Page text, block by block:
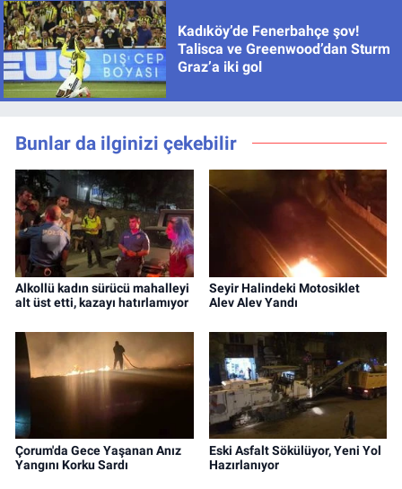
Kadıköy’de Fenerbahçe şov!
Talisca ve Greenwood’dan Sturm
Graz’a iki gol
Bunlar da ilginizi çekebilir
Alkollü kadın sürücü mahalleyi
alt üst etti, kazayı hatırlamıyor
Seyir Halindeki Motosiklet
Alev Alev Yandı
Çorum'da Gece Yaşanan Anız
Yangını Korku Sardı
Eski Asfalt Sökülüyor, Yeni Yol
Hazırlanıyor